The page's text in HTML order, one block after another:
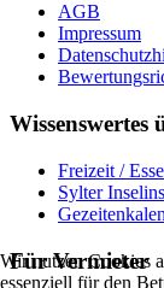
AGB
Impressum
Wissenswertes
Freizeit /
Sylter
Für Vermieter
Wir nutzen Cookies
essenziell für den